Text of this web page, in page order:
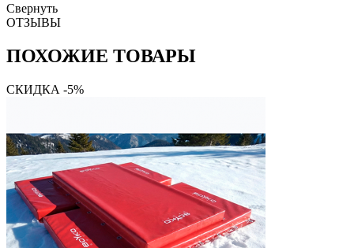
Свернуть
ОТЗЫВЫ
ПОХОЖИЕ ТОВАРЫ
СКИДКА -5%